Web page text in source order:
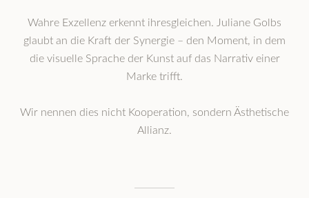
Wahre Exzellenz erkennt ihresgleichen. Juliane Golbs
glaubt an die Kraft der Synergie – den Moment, in dem
die visuelle Sprache der Kunst auf das Narrativ einer
Marke trifft.
Wir nennen dies nicht Kooperation, sondern Ästhetische
Allianz.